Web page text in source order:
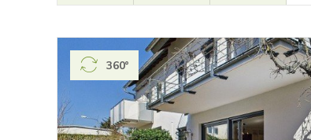
360°